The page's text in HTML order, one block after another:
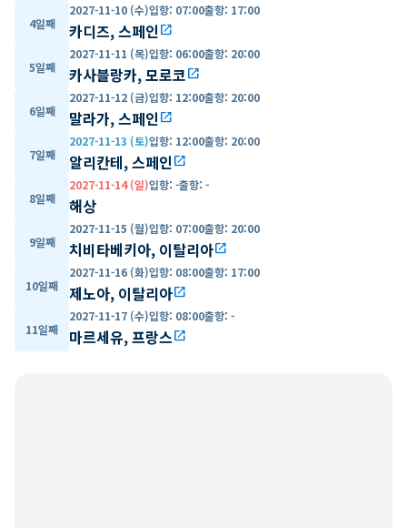
4일째
2027-11-10 (수)입항: 07:00출항: 17:00
카디즈, 스페인open_in_new
5일째
2027-11-11 (목)입항: 06:00출항: 20:00
카사블랑카, 모로코open_in_new
6일째
2027-11-12 (금)입항: 12:00출항: 20:00
말라가, 스페인open_in_new
7일째
2027-11-13 (토)입항: 12:00출항: 20:00
알리칸테, 스페인open_in_new
8일째
2027-11-14 (일)입항: -출항: -
해상
9일째
2027-11-15 (월)입항: 07:00출항: 20:00
치비타베키아, 이탈리아open_in_new
10일째
2027-11-16 (화)입항: 08:00출항: 17:00
제노아, 이탈리아open_in_new
11일째
2027-11-17 (수)입항: 08:00출항: -
마르세유, 프랑스open_in_new